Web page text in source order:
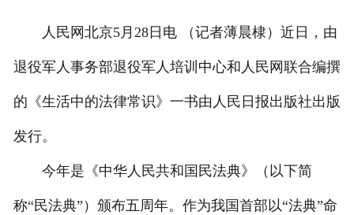
法律问答
在线留言
人民网北京5月28日电 （记者薄晨棣）近日，由
退役军人事务部退役军人培训中心和人民网联合编撰
的《生活中的法律常识》一书由人民日报出版社出版
发行。
今年是《中华人民共和国民法典》（以下简
称“民法典”）颁布五周年。作为我国首部以“法典”命